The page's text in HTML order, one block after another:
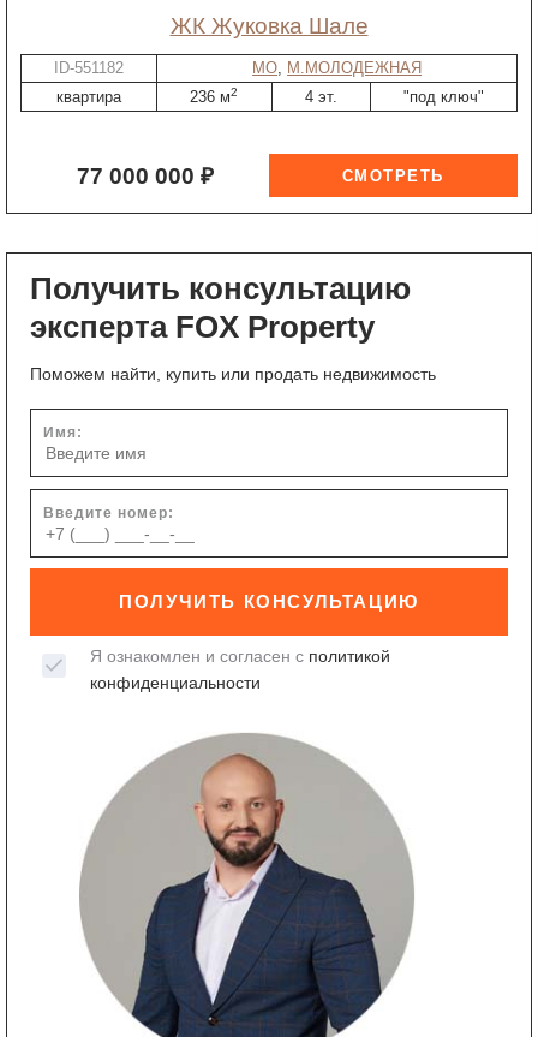
ЖК Жуковка Шале
ID-551182 МО, М.МОЛОДЕЖНАЯ
квартира
236 м2 4 эт. "под ключ"
77 000 000 ₽
Получить консультацию
эксперта FOX Property
Поможем найти, купить или продать недвижимость
Имя:
Введите номер:
ПОЛУЧИТЬ КОНСУЛЬТАЦИЮ
Я ознакомлен и согласен с политикой
конфиденциальности